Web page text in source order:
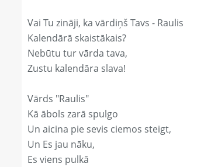
Vai Tu zināji, ka vārdiņš Tavs - Raulis
Kalendārā skaistākais?
Nebūtu tur vārda tava,
Zustu kalendāra slava!
Vārds "Raulis"
Kā ābols zarā spulgo
Un aicina pie sevis ciemos steigt,
Un Es jau nāku,
Es viens pulkā